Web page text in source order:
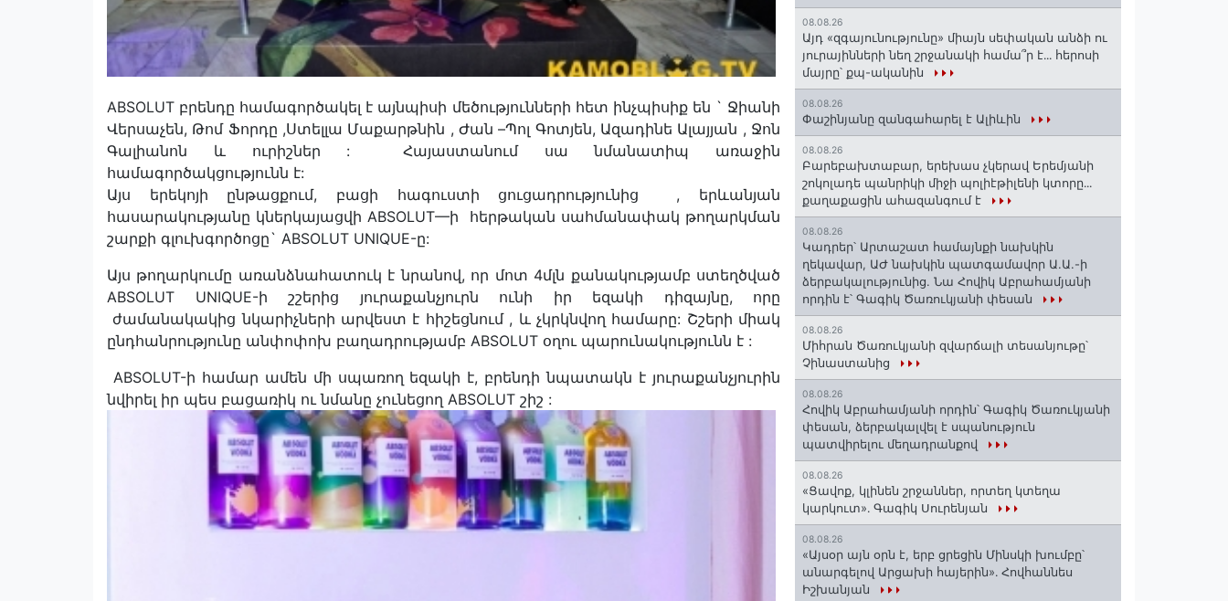
ABSOLUT բրենդը համագործակել է այնպիսի մեծությունների հետ ինչպիսիք են ` Ջիանի
Վերսաչեն, Թոմ Ֆորդը ,Ստելլա Մաքարթնին , Ժան –Պոլ Գոտյեն, Ազադինե Ալայյան , Ջոն
Գալիանոն և ուրիշներ : Հայաստանում սա նմանատիպ առաջին
համագործակցությունն է:
Այս երեկոյի ընթացքում, բացի հագուստի ցուցադրությունից , երևանյան
հասարակությանը կներկայացվի ABSOLUT—ի հերթական սահմանափակ թողարկման
շարքի գլուխգործոցը` ABSOLUT UNIQUE-ը:
Այս թողարկումը առանձնահատուկ է նրանով, որ մոտ 4մլն քանակությամբ ստեղծված
ABSOLUT UNIQUE-ի շշերից յուրաքանչյուրն ունի իր եզակի դիզայնը, որը
ժամանակակից նկարիչների արվեստ է հիշեցնում , և չկրկնվող համարը: Շշերի միակ
ընդհանրությունը անփոփոխ բաղադրությամբ ABSOLUT օղու պարունակությունն է :
ABSOLUT-ի համար ամեն մի սպառող եզակի է, բրենդի նպատակն է յուրաքանչյուրին
նվիրել իր պես բացառիկ ու նմանը չունեցող ABSOLUT շիշ :
08.08.26
Այդ «զգայունությունը» միայն սեփական անձի ու
յուրայինների նեղ շրջանակի համա՞ր է․․․ հերոսի
մայրը՝ քպ-ականին
08.08.26
Փաշինյանը զանգահարել է Ալիևին
08.08.26
Բարեբախտաբար, երեխաս չկերավ Երեմյանի
շոկոլադե պանրիկի միջի պոլիէթիլենի կտորը․․․
քաղաքացին ահազանգում է
08.08.26
Կադրեր՝ Արտաշատ համայնքի նախկին
ղեկավար, ԱԺ նախկին պատգամավոր Ա.Ա.-ի
ձերբակալությունից. Նա Հովիկ Աբրահամյանի
որդին է՝ Գագիկ Ծառուկյանի փեսան
08.08.26
Միհրան Ծառուկյանի զվարճալի տեսանյութը՝
Չինաստանից
08.08.26
Հովիկ Աբրահամյանի որդին՝ Գագիկ Ծառուկյանի
փեսան, ձերբակալվել է սպանություն
պատվիրելու մեղադրանքով
08.08.26
«Ցավոք, կլինեն շրջաններ, որտեղ կտեղա
կարկուտ»․ Գագիկ Սուրենյան
08.08.26
«Այսօր այն օրն է, երբ ցրեցին Մինսկի խումբը՝
անարգելով Արցախի հայերին»․ Հովհաննես
Իշխանյան